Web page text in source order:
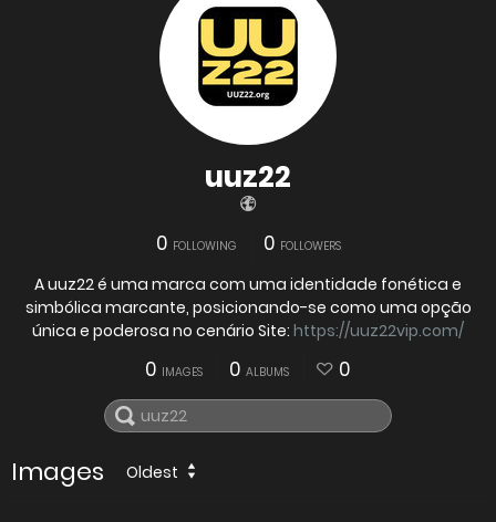
uuz22
0 FOLLOWING 0 FOLLOWERS
A uuz22 é uma marca com uma identidade fonética e
simbólica marcante, posicionando-se como uma opção
única e poderosa no cenário Site: https://uuz22vip.com/
0 IMAGES 0 ALBUMS 0
Images Oldest